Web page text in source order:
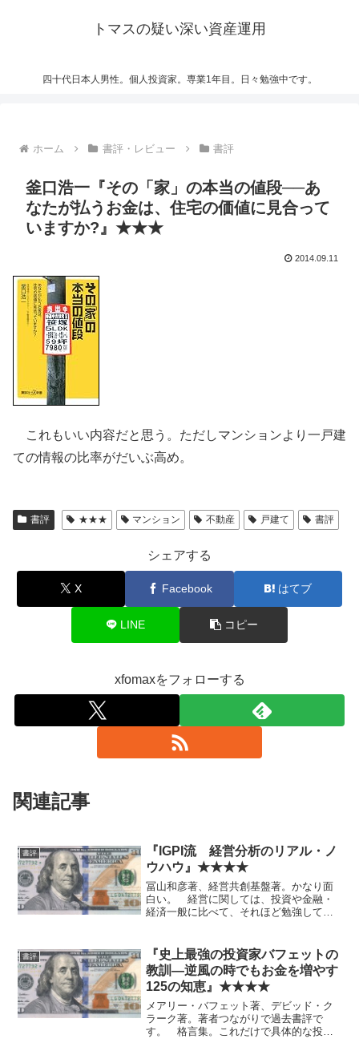
トマスの疑い深い資産運用
四十代日本人男性。個人投資家。専業1年目。日々勉強中です。
ホーム 書評・レビュー 書評
釜口浩一『その「家」の本当の値段──あ
なたが払うお金は、住宅の価値に見合って
いますか?』★★★
2014.09.11
これもいい内容だと思う。ただしマンションより一戸建
ての情報の比率がだいぶ高め。
書評 ★★★ マンション 不動産 戸建て 書評
シェアする
X Facebook はてブ
LINE コピー
xfomaxをフォローする
関連記事
書評
『IGPI流 経営分析のリアル・ノ
ウハウ』★★★★
冨山和彦著、経営共創基盤著。かなり面
白い。 経営に関しては、投資や金融・
経済一般に比べて、それほど勉強してい
投資に活かせる場面も出てきそうな気が
する。
書評
『史上最強の投資家バフェットの
教訓―逆風の時でもお金を増やす
125の知恵』★★★★
メアリー・バフェット著、デビッド・ク
ラーク著。著者つながりで過去書評で
す。 格言集。これだけで具体的な投資